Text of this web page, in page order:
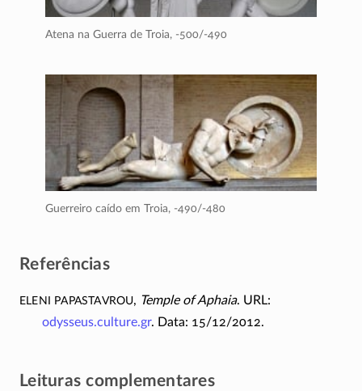
Atena na Guerra de Troia, -500/-490
Guerreiro caído em Troia, -490/-480
Referências
Eleni Papastavrou, Temple of Aphaia. URL:
odysseus.culture.gr. Data: 15/12/2012.
Leituras complementares